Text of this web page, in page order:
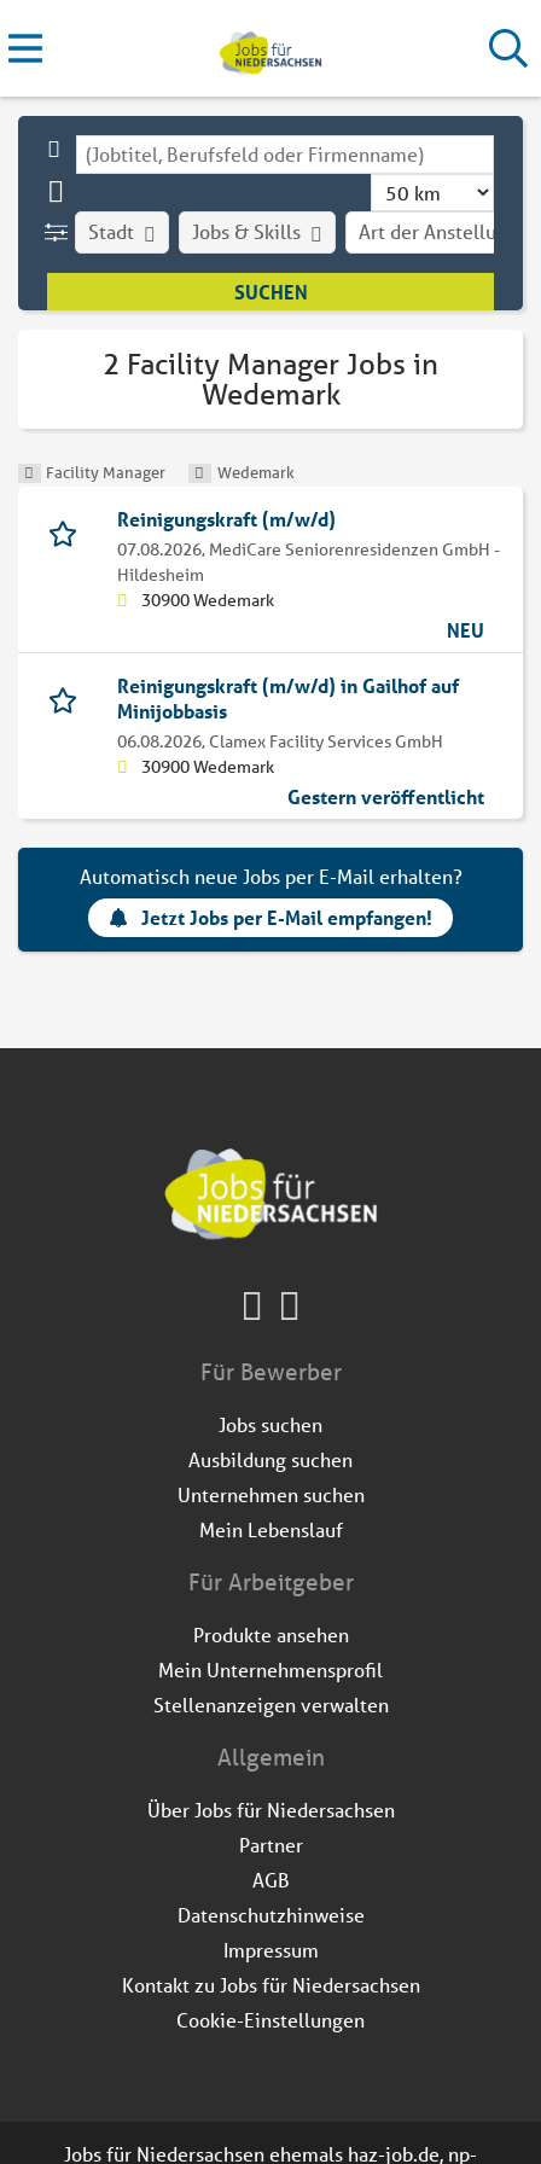
Stadt Art der Anstellung
Jobs & Skills
2 Facility Manager Jobs in
Wedemark
Facility Manager Wedemark
Reinigungskraft (m/w/d)
07.08.2026, MediCare Seniorenresidenzen GmbH -
Hildesheim
30900 Wedemark
NEU
Reinigungskraft (m/w/d) in Gailhof auf
Minijobbasis
06.08.2026, Clamex Facility Services GmbH
30900 Wedemark
Gestern veröffentlicht
Automatisch neue Jobs per E-Mail erhalten?
Jetzt Jobs per E-Mail empfangen!
Für Bewerber
Jobs suchen
Ausbildung suchen
Unternehmen suchen
Mein Lebenslauf
Für Arbeitgeber
Produkte ansehen
Mein Unternehmensprofil
Stellenanzeigen verwalten
Allgemein
Über Jobs für Niedersachsen
Partner
AGB
Datenschutzhinweise
Impressum
Kontakt zu Jobs für Niedersachsen
Cookie-Einstellungen
Jobs für Niedersachsen ehemals haz-job.de, np-